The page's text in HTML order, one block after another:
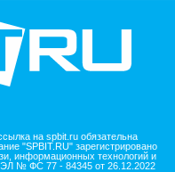
на spbit.ru обязательна
"SPBIT.RU" зарегистрировано
информационных технологий и
№ ФС 77 - 84345 от 26.12.2022